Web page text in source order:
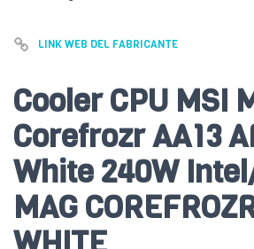
LINK WEB DEL FABRICANTE
Cooler CPU MSI
Corefrozr AA13
White 240W
MAG